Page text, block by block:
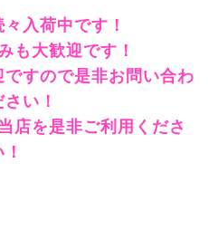
入荷中です！
も大歓迎です！
すので是非お問い合わ
い！
店を是非ご利用くださ